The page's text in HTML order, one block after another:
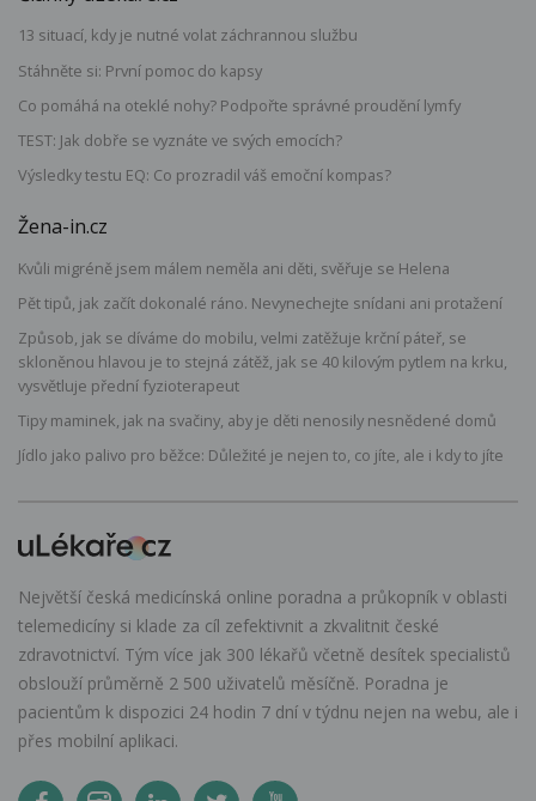
13 situací, kdy je nutné volat záchrannou službu
Stáhněte si: První pomoc do kapsy
Co pomáhá na oteklé nohy? Podpořte správné proudění lymfy
TEST: Jak dobře se vyznáte ve svých emocích?
Výsledky testu EQ: Co prozradil váš emoční kompas?
Žena-in.cz
Kvůli migréně jsem málem neměla ani děti, svěřuje se Helena
Pět tipů, jak začít dokonalé ráno. Nevynechejte snídani ani protažení
Způsob, jak se díváme do mobilu, velmi zatěžuje krční páteř, se
skloněnou hlavou je to stejná zátěž, jak se 40 kilovým pytlem na krku,
vysvětluje přední fyzioterapeut
Tipy maminek, jak na svačiny, aby je děti nenosily nesnědené domů
Jídlo jako palivo pro běžce: Důležité je nejen to, co jíte, ale i kdy to jíte
Největší česká medicínská online poradna a průkopník v oblasti
telemedicíny si klade za cíl zefektivnit a zkvalitnit české
zdravotnictví. Tým více jak 300 lékařů včetně desítek specialistů
obslouží průměrně 2 500 uživatelů měsíčně. Poradna je
pacientům k dispozici 24 hodin 7 dní v týdnu nejen na webu, ale i
přes mobilní aplikaci.